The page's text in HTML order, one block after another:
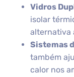
Vidros
isolar
alternativa
Sistemas
também
calor nos